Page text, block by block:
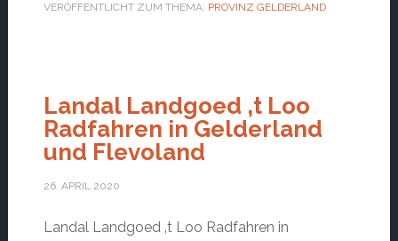
VERÖFFENTLICHT ZUM THEMA: PROVINZ GELDERLAND
Landal Landgoed ‚t Loo
Radfahren in Gelderland
und Flevoland
26. APRIL 2020
Landal Landgoed ‚t Loo Radfahren in